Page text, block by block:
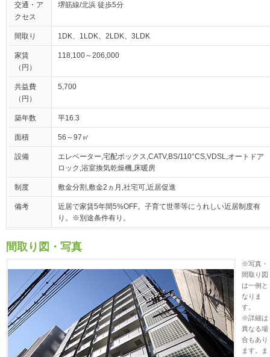
交通・ア
クセス
堺筋線/北浜 徒歩5分
間取り 1DK、1LDK、2LDK、3LDK
家賃
（円）
118,100～206,000
共益費
（円）
5,700
築年数 平16.3
面積 56～97㎡
設備
エレベーター,宅配ボックス,CATV,BS/110°CS,VDSL,オートドア
ロック,浴室換気乾燥機,床暖房
制度 敷金分割,敷金2ヵ月,社宅可,近居促進
備考
近居で家賃5年間5%OFF。子育て世帯等にうれしい近居制度有
り。※別途条件有り。
間取り図・写真
※写真・
間取り図
は一例と
なりま
す。
※詳細は
異なる場
合もあり
ます。ま